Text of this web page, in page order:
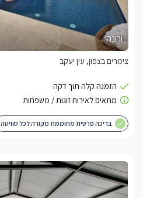
ורונה
צימרים בצפון, עין יעקב
בריכה פרטית מחוממת מקורה לכל סוויטה